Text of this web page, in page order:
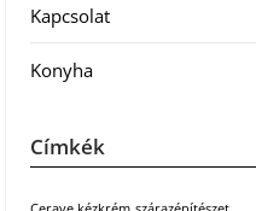
Kapcsolat
Konyha
Címkék